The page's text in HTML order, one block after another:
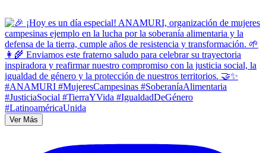
Ver Más